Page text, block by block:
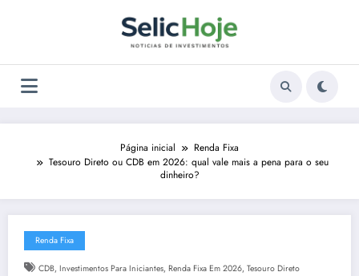
Página inicial
Renda Fixa
Tesouro Direto ou CDB em 2026: qual vale mais a pena para o seu
dinheiro?
Renda Fixa
CDB, Investimentos Para Iniciantes, Renda Fixa Em 2026, Tesouro Direto